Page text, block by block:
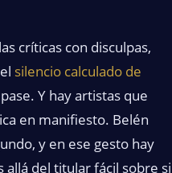
críticas con disculpas,
silencio calculado de
Y hay artistas que
en manifiesto. Belén
y en ese gesto hay
del titular fácil sobre si